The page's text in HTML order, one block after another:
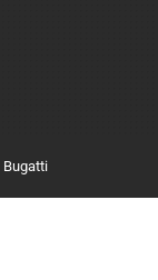
Bugatti